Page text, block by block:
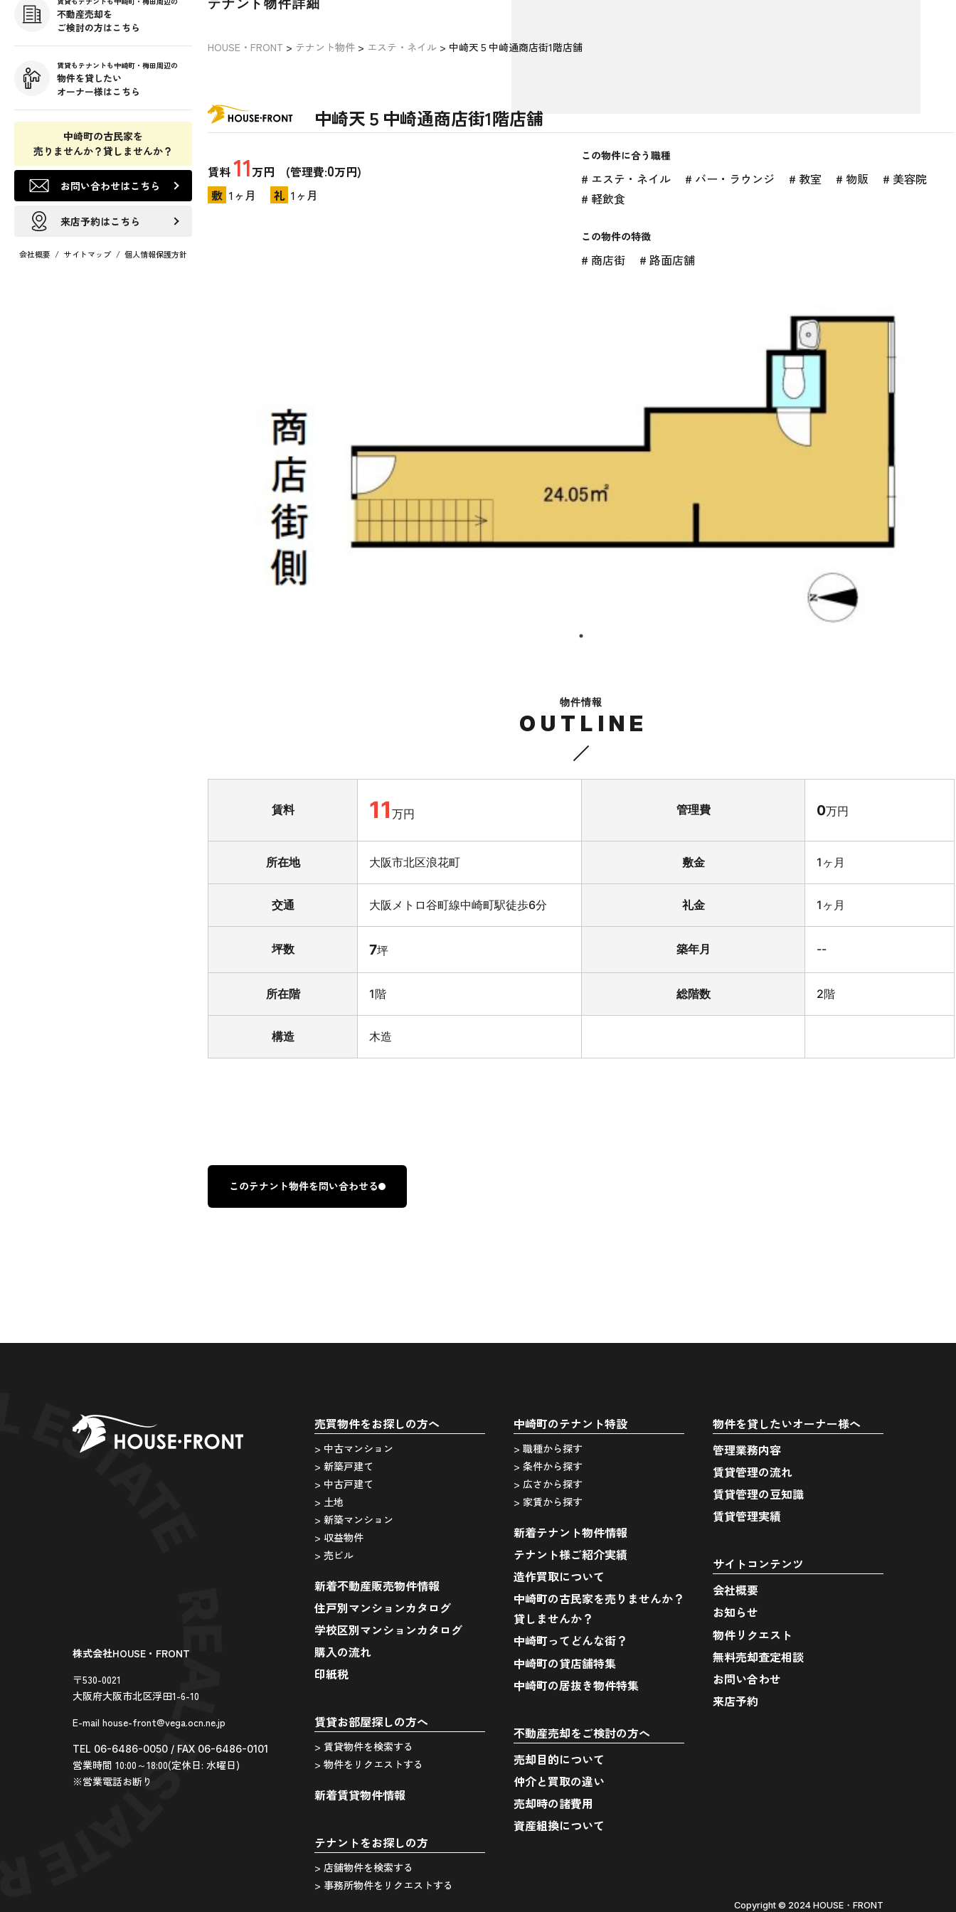
不動産売却を
ご検討の方はこちら
賃貸もテナントも中崎町・梅田周辺の
物件を貸したい
オーナー様はこちら
中崎町の古民家を
売りませんか？貸しませんか？
お問い合わせはこちら
来店予約はこちら
会社概要 / サイトマップ / 個人情報保護方針
HOUSE・FRONT > テナント物件 > エステ・ネイル > 中崎天５中崎通商店街1階店舗
中崎天５中崎通商店街1階店舗
賃料11万円 (管理費:0万円)
敷 1ヶ月 礼 1ヶ月
この物件に合う職種
# エステ・ネイル # バー・ラウンジ # 教室 # 物販
# 美容院
# 軽飲食
この物件の特徴
# 商店街 # 路面店舗
物件情報
OUTLINE
賃料 11 万円 管理費 0万円
所在地 大阪市北区浪花町 敷金 1ヶ月
交通 大阪メトロ谷町線中崎町駅徒歩6分 礼金 1ヶ月
坪数 7坪 築年月 --
所在階 1階 総階数 2階
構造 木造
このテナント物件を問い合わせる
株式会社HOUSE・FRONT
〒530-0021
大阪府大阪市北区浮田1-6-10
E-mail house-front@vega.ocn.ne.jp
TEL 06-6486-0050 / FAX 06-6486-0101
営業時間 10:00～18:00(定休日: 水曜日)
※営業電話お断り
売買物件をお探しの方へ
> 中古マンション
> 新築戸建て
> 中古戸建て
> 土地
> 新築マンション
> 収益物件
> 売ビル
新着不動産販売物件情報
住戸別マンションカタログ
学校区別マンションカタログ
購入の流れ
印紙税
賃貸お部屋探しの方へ
> 賃貸物件を検索する
> 物件をリクエストする
新着賃貸物件情報
テナントをお探しの方
> 店舗物件を検索する
> 事務所物件をリクエストする
中崎町のテナント特設
> 職種から探す
> 条件から探す
> 広さから探す
> 家賃から探す
新着テナント物件情報
テナント様ご紹介実績
造作買取について
中崎町の古民家を売りませんか？
貸しませんか？
中崎町ってどんな街？
中崎町の貸店舗特集
中崎町の居抜き物件特集
不動産売却をご検討の方へ
売却目的について
仲介と買取の違い
売却時の諸費用
資産組換について
物件を貸したいオーナー様へ
管理業務内容
賃貸管理の流れ
賃貸管理の豆知識
賃貸管理実績
サイトコンテンツ
会社概要
お知らせ
物件リクエスト
無料売却査定相談
お問い合わせ
来店予約
Copyright ©︎ 2024 HOUSE・FRONT